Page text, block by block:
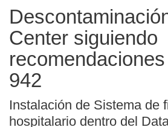
Center siguiendo
942
Instalación de Sistema de
hospitalario dentro del